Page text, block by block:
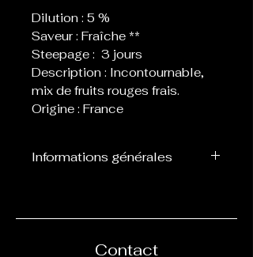
Dilution : 5 %
Saveur : Fraîche **
Steepage : 3 jours
Description : Incontournable,
mix de fruits rouges frais.
Origine : France
Informations générales
peut pas être vapoté
Contact